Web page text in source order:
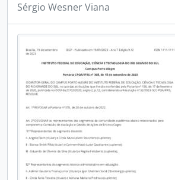
Sérgio Wesner Viana